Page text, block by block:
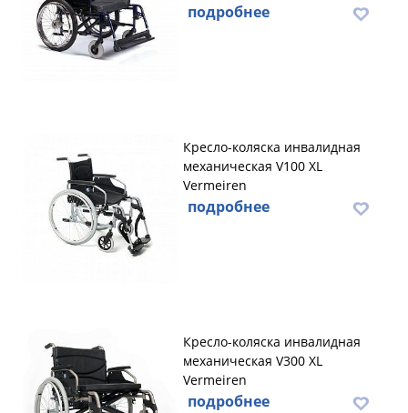
подробнее
Кресло-коляска инвалидная
механическая V100 XL
Vermeiren
подробнее
Кресло-коляска инвалидная
механическая V300 XL
Vermeiren
подробнее